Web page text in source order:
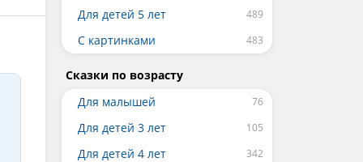
Для детей 5 лет
С картинками
Сказки по возрасту
Для малышей
Для детей 3 лет
Для детей 4 лет